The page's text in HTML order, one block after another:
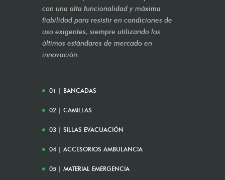
con una alta funcionalidad y máxima
fiabilidad para resistir en condiciones de
uso exigentes, siempre utilizando los
últimos estándares de mercado en
innovación.
01 | BANCADAS
02 | CAMILLAS
03 | SILLAS EVACUACIÓN
04 | ACCESORIOS AMBULANCIA
05 | MATERIAL EMERGENCIA